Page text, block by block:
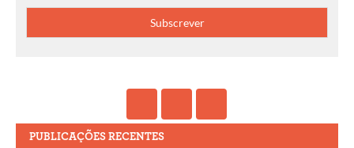
PUBLICAÇÕES RECENTES